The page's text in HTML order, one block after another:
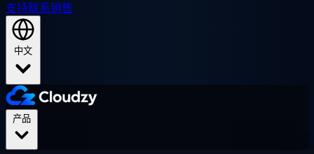
支持联系销售
中文